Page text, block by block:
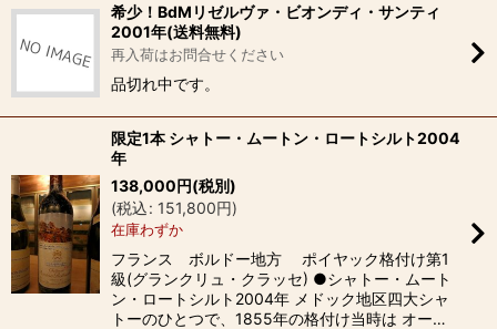
希少！BdMリゼルヴァ・ビオンディ・サンティ
2001年(送料無料)
再入荷はお問合せください
品切れ中です。
限定1本 シャトー・ムートン・ロートシルト2004
年
138,000円(税別)
(税込: 151,800円)
在庫わずか
フランス ボルドー地方 ポイヤック格付け第1
級(グランクリュ・クラッセ) ●シャトー・ムート
ン・ロートシルト2004年 メドック地区四大シャ
トーのひとつで、1855年の格付け当時は オー…